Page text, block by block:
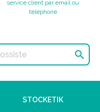
service client par email ou
téléphone

STOCKETIK